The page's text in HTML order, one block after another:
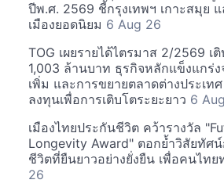
ปีพ.ศ. 2569 ชี้กรุงเทพฯ เกาะสมุย
เมืองยอดนิยม 6 Aug 26
TOG เผยรายได้ไตรมาส 2/2569 เ
1,003 ล้านบาท ธุรกิจหลักแข็งแกร่
เพิ่ม และการขยายตลาดต่างประเท
ลงทุนเพื่อการเติบโตระยะยาว 6
เมืองไทยประกันชีวิต คว้ารางวัล
Longevity Award" ตอกย้ำวิสัยทัศ
ชีวิตที่ยืนยาวอย่างยั่งยืน เพื่อคนไทย
26